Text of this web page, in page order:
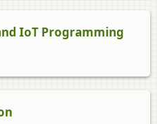
IoT Programming